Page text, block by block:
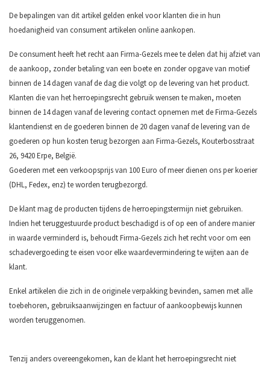
De bepalingen van dit artikel gelden enkel voor klanten die in hun
hoedanigheid van consument artikelen online aankopen.
De consument heeft het recht aan Firma-Gezels mee te delen dat hij afziet van
de aankoop, zonder betaling van een boete en zonder opgave van motief
binnen de 14 dagen vanaf de dag die volgt op de levering van het product.
Klanten die van het herroepingsrecht gebruik wensen te maken, moeten
binnen de 14 dagen vanaf de levering contact opnemen met de Firma-Gezels
klantendienst en de goederen binnen de 20 dagen vanaf de levering van de
goederen op hun kosten terug bezorgen aan Firma-Gezels, Kouterbosstraat
26, 9420 Erpe, België.
Goederen met een verkoopsprijs van 100 Euro of meer dienen ons per koerier
(DHL, Fedex, enz) te worden terugbezorgd.
De klant mag de producten tijdens de herroepingstermijn niet gebruiken.
Indien het teruggestuurde product beschadigd is of op een of andere manier
in waarde verminderd is, behoudt Firma-Gezels zich het recht voor om een
schadevergoeding te eisen voor elke waardevermindering te wijten aan de
klant.
Enkel artikelen die zich in de originele verpakking bevinden, samen met alle
toebehoren, gebruiksaanwijzingen en factuur of aankoopbewijs kunnen
worden teruggenomen.
Tenzij anders overeengekomen, kan de klant het herroepingsrecht niet